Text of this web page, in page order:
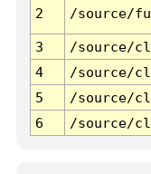
2 /source/
3 /source/
4
/source/
5
/source/
6
/source/